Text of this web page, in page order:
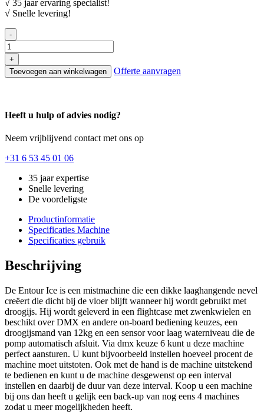
√ 35 jaar ervaring specialist!
√ Snelle levering!
-
ADJ
Entour
Ice
aantal
+
Toevoegen aan winkelwagen
Offerte aanvragen
Heeft u hulp of advies nodig?
Neem vrijblijvend contact met ons op
+31 6 53 45 01 06
35 jaar expertise
Snelle levering
De voordeligste
Productinformatie
Specificaties Machine
Specificaties gebruik
Beschrijving
De Entour Ice is een mistmachine die een dikke laaghangende nevel
creëert die dicht bij de vloer blijft wanneer hij wordt gebruikt met
droogijs. Hij wordt geleverd in een flightcase met zwenkwielen en
beschikt over DMX en andere on-board bediening keuzes, een
droogijsmand van 12kg en een sensor voor laag waterniveau die de
pomp automatisch afsluit. Via dmx keuze 6 kunt u deze machine
perfect aansturen. U kunt bijvoorbeeld instellen hoeveel procent de
machine moet uitstoten. Ook met de hand is de machine uitstekend
te bedienen en kunt u de machine desgewenst op een interval
instellen en daarbij de duur van deze interval. Koop u een machine
bij ons dan heeft u gelijk een back-up van nog eens 4 machines
zodat u meer mogelijkheden heeft.